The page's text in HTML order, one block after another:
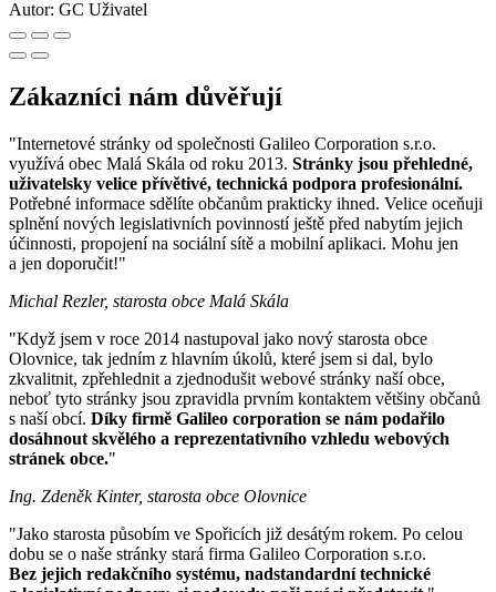
Autor: GC Uživatel
Zákazníci nám důvěřují
"Internetové stránky od společnosti Galileo Corporation s.r.o.
využívá obec Malá Skála od roku 2013. Stránky jsou přehledné,
uživatelsky velice přívětivé, technická podpora profesionální.
Potřebné informace sdělíte občanům prakticky ihned. Velice oceňuji
splnění nových legislativních povinností ještě před nabytím jejich
účinnosti, propojení na sociální sítě a mobilní aplikaci. Mohu jen
a jen doporučit!"
Michal Rezler, starosta obce Malá Skála
"Když jsem v roce 2014 nastupoval jako nový starosta obce
Olovnice, tak jedním z hlavním úkolů, které jsem si dal, bylo
zkvalitnit, zpřehlednit a zjednodušit webové stránky naší obce,
neboť tyto stránky jsou zpravidla prvním kontaktem většiny občanů
s naší obcí. Díky firmě Galileo corporation se nám podařilo
dosáhnout skvělého a reprezentativního vzhledu webových
stránek obce."
Ing. Zdeněk Kinter, starosta obce Olovnice
"Jako starosta působím ve Spořicích již desátým rokem. Po celou
dobu se o naše stránky stará firma Galileo Corporation s.r.o.
Bez jejich redakčního systému, nadstandardní technické